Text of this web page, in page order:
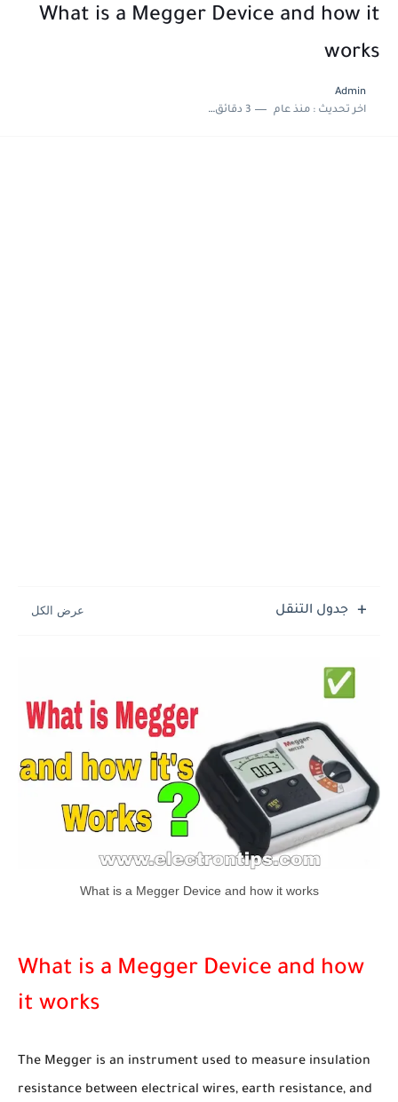
What is a Megger Device and how it
works
Admin
اخر تحديث :منذ عام 3 دقائق للقراءة
جدول التنقل
What is a Megger Device and how it works
What is a Megger Device and how
it works
The Megger is an instrument used to measure insulation
resistance between electrical wires, earth resistance, and